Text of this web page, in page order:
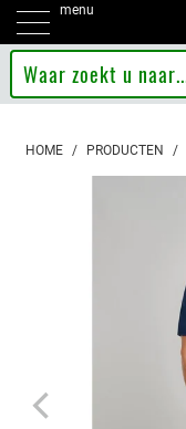
menu
HOME / PRODUCTEN /